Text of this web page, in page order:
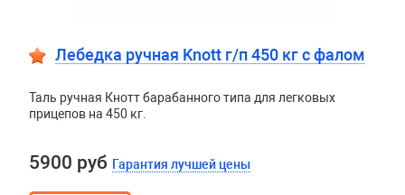
Лебедка ручная Knott г/п 450 кг c фалом
Таль ручная Кнотт барабанного типа для легковых
прицепов на 450 кг.
5900 руб Гарантия лучшей цены